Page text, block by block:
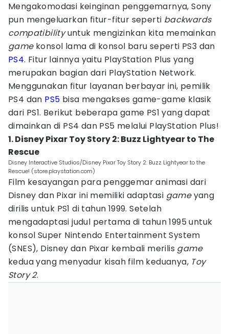
Mengakomodasi keinginan penggemarnya, Sony
pun mengeluarkan fitur-fitur seperti backwards
compatibilityuntuk mengizinkan kita memainkan
gamekonsol lama di konsol baru seperti PS3 dan
PS4. Fitur lainnya yaitu PlayStation Plus yang
merupakan bagian dari PlayStation Network.
Menggunakan fitur layanan berbayar ini, pemilik
PS4 dan PS5 bisa mengakses game-game klasik
dari PS1. Berikut beberapa game PS1 yang dapat
dimainkan di PS4 dan PS5 melalui PlayStation Plus!
1. Disney Pixar Toy Story 2: Buzz Lightyear to The
Rescue
Disney Interactive Studios/Disney Pixar Toy Story 2: Buzz Lightyear to the
Rescue! (store.playstation.com)
Film kesayangan para penggemar animasi dari
Disney dan Pixar ini memiliki adaptasi gameyang
dirilis untuk PS1 di tahun 1999. Setelah
mengadaptasi judul pertama di tahun 1995 untuk
konsol Super Nintendo Entertainment System
(SNES), Disney dan Pixar kembali merilis game
kedua yang menyadur kisah film keduanya, Toy
Story 2.